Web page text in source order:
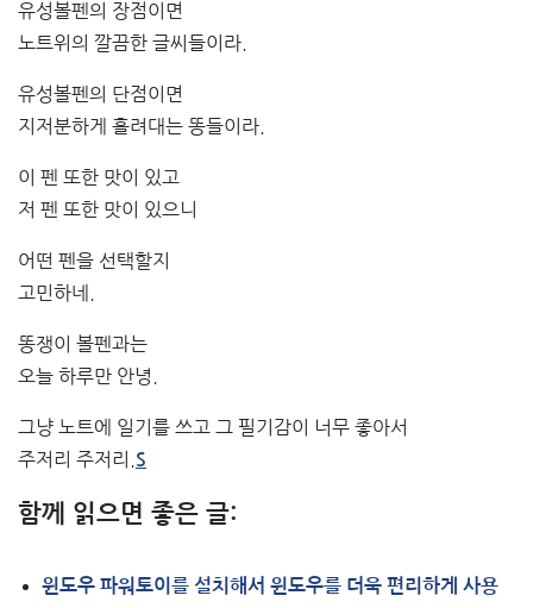
유성볼펜의 장점이면
노트위의 깔끔한 글씨들이라.
유성볼펜의 단점이면
지저분하게 흘려대는 똥들이라.
이 펜 또한 맛이 있고
저 펜 또한 맛이 있으니
어떤 펜을 선택할지
고민하네.
똥쟁이 볼펜과는
오늘 하루만 안녕.
그냥 노트에 일기를 쓰고 그 필기감이 너무 좋아서
주저리 주저리. S
함께 읽으면 좋은 글:
윈도우 파워토이를 설치해서 윈도우를 더욱 편리하게 사용